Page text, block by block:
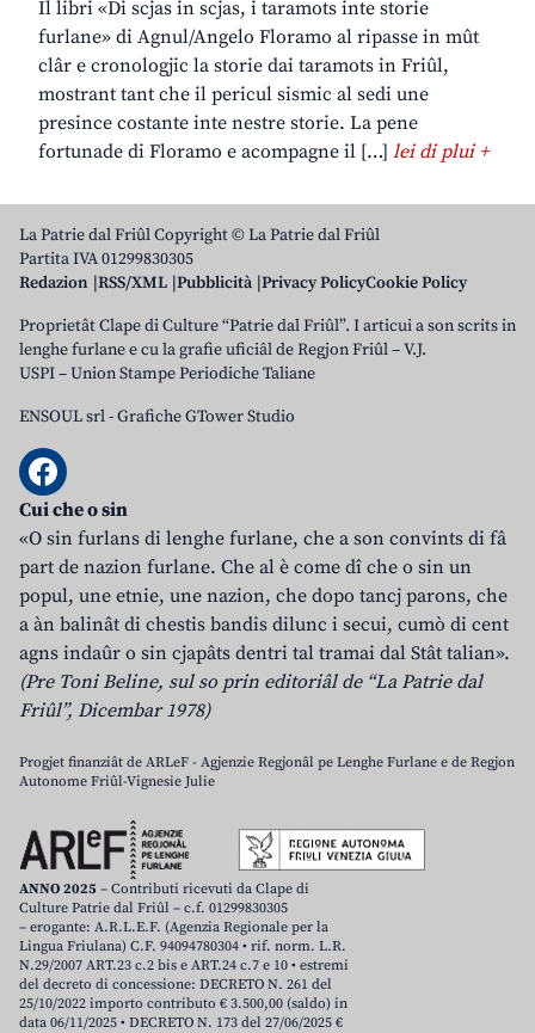
Il libri «Di scjas in scjas, i taramots inte storie
furlane» di Agnul/Angelo Floramo al ripasse in mût
clâr e cronologjic la storie dai taramots in Friûl,
mostrant tant che il pericul sismic al sedi une
presince costante inte nestre storie. La pene
fortunade di Floramo e acompagne il […] lei di plui +
La Patrie dal Friûl Copyright © La Patrie dal Friûl
Partita IVA 01299830305
Redazion RSS/XML Pubblicità Privacy PolicyCookie Policy
Proprietât Clape di Culture “Patrie dal Friûl”. I articui a son scrits in
lenghe furlane e cu la grafie uficiâl de Regjon Friûl – V.J.
USPI – Union Stampe Periodiche Taliane
ENSOUL srl-Grafiche GTower Studio
Cui che o sin
«O sin furlans di lenghe furlane, che a son convints di fâ
part de nazion furlane. Che al è come dî che o sin un
popul, une etnie, une nazion, che dopo tancj parons, che
a àn balinât di chestis bandis dilunc i secui, cumò di cent
agns indaûr o sin cjapâts dentri tal tramai dal Stât talian».
(Pre Toni Beline, sul so prin editoriâl de “La Patrie dal
Friûl”, Dicembar 1978)
Progjet finanziât de ARLeF - Agjenzie Regjonâl pe Lenghe Furlane e de Regjon
Autonome Friûl-Vignesie Julie
ANNO 2025 – Contributi ricevuti da Clape di
Culture Patrie dal Friûl – c.f. 01299830305
– erogante: A.R.L.E.F. (Agenzia Regionale per la
Lingua Friulana) C.F. 94094780304 • rif. norm. L.R.
N.29/2007 ART.23 c.2 bis e ART.24 c.7 e 10 • estremi
del decreto di concessione: DECRETO N. 261 del
25/10/2022 importo contributo € 3.500,00 (saldo) in
data 06/11/2025 • DECRETO N. 173 del 27/06/2025 €